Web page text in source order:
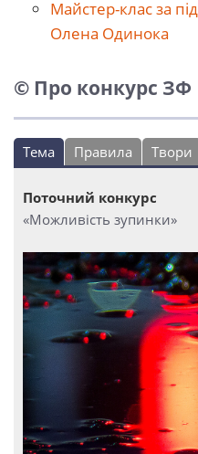
Майстер-клас за
Олена Одинока
© Про конкурс ЗФ
Тема Правила Твори
Поточний конкурс
«Можливість зупинки»